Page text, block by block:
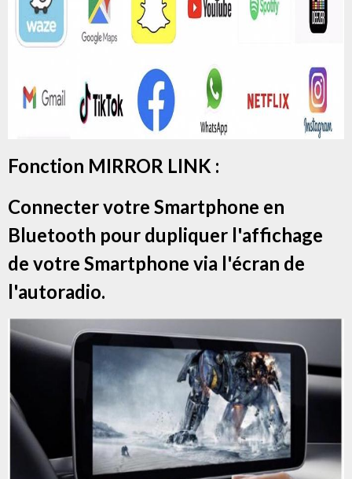
Fonction MIRROR LINK :
Connecter votre Smartphone en
Bluetooth pour dupliquer l'affichage
de votre Smartphone via l'écran de
l'autoradio.